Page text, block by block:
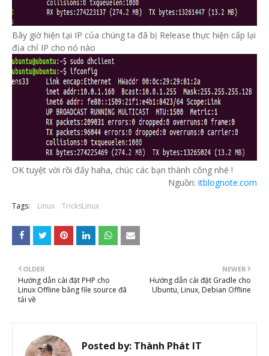
Bây giờ hiện tại IP của chúng ta đã bị Release thực hiện cấp lại
địa chỉ IP cho nó nào
OK tuyệt vời rồi đấy haha, chúc các bạn thành công nhé !
Nguồn: itblognote.com
Tags: Linux TricksLinux
NEWER
Hướng dẫn cài đặt Gradle cho
Ubuntu, Linux, Debian Offline
OLDER
Hướng dẫn cài đặt PHP cho
Linux Offline bằng file source đã
tải về
Posted by: Thành Phát IT